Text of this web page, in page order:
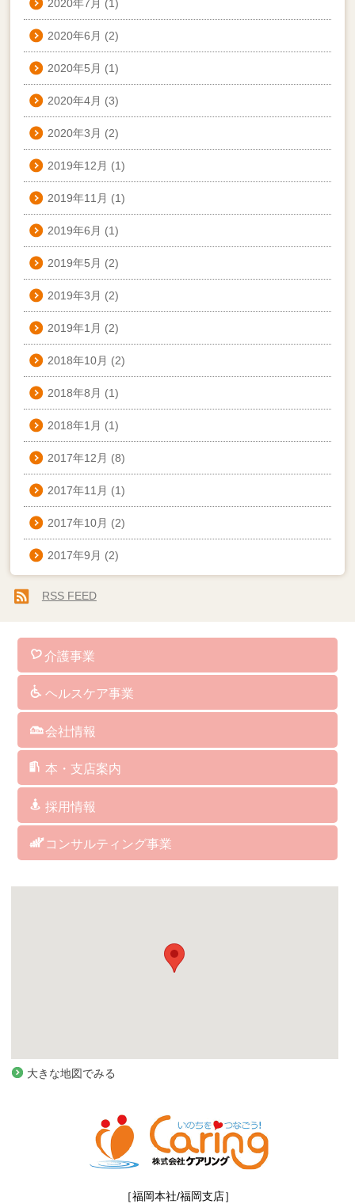
2020年7月 (1)
2020年6月 (2)
2020年5月 (1)
2020年4月 (3)
2020年3月 (2)
2019年12月 (1)
2019年11月 (1)
2019年6月 (1)
2019年5月 (2)
2019年3月 (2)
2019年1月 (2)
2018年10月 (2)
2018年8月 (1)
2018年1月 (1)
2017年12月 (8)
2017年11月 (1)
2017年10月 (2)
2017年9月 (2)
RSS FEED
介護事業
訪問介護
通所介護
認知症対応型共同生活介護
小規模多機能型居宅介護
看護小規模多機能型居宅介護
訪問看護
介護予防サービス
総合支援事業
居宅介護支援
障がい者総合支援サービス
福祉用具･レンタル･販売
保険外･自費サービス
ヘルスケア事業
介護ソフト
介護予防マシン
ＢＡＳＹＳ（歩行改善機器）
ＡＥＤ（自動体外式除細動器）
人工炭酸泉
シャワーキャリー
ケアリングの杖
クッション
パルスオキシメーター
会社情報
社長からのメッセージ
企業理念
経営方針・取り組み
企業概要・沿革
指定・委託業務・講演講師等実績
アクセス
サイトマップ
サイトポリシー
本・支店案内
福岡本社/福岡支店
博多支店
筥崎支店
城南支店
福岡西支店
西福岡支店
北九州支店
中津支店
関連会社 アグレコジャパン(株)
関連会社 RICHES
採用情報
訪問介護サービス
デイサービス
居宅介護支援
グループホーム／小規模多機能／看護小規模多機能
訪問看護ステーション
ヘルスケア事業部
総務・経理
コンサルティング事業
大きな地図でみる
［福岡本社/福岡支店］